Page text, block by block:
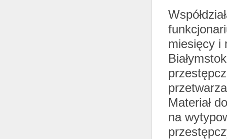
miesięcy i
Materiał
na